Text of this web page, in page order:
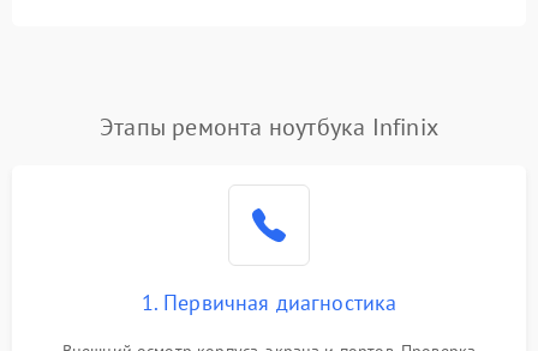
Этапы ремонта ноутбука Infinix
1. Первичная диагностика